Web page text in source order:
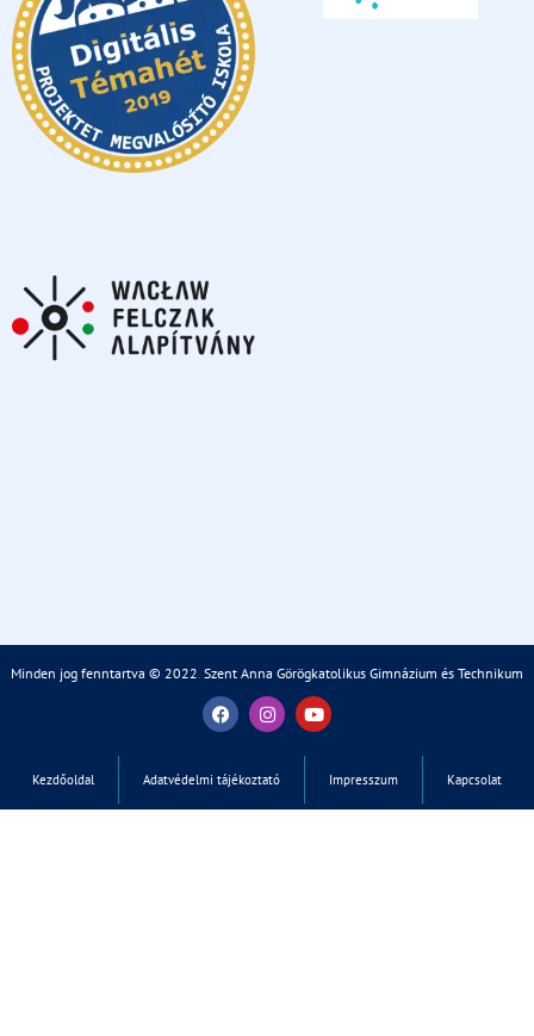
Minden jog fenntartva © 2022. Szent Anna Görögkatolikus Gimnázium és Technikum
Kezdőoldal Adatvédelmi tájékoztató Impresszum Kapcsolat